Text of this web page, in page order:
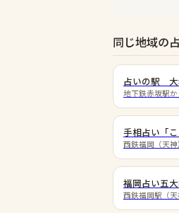
同じ地域の
占いの駅 大
地下鉄赤坂駅
手相占い「
西鉄福岡（天
福岡占い五
西鉄福岡駅（